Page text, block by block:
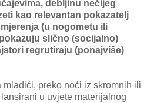
debljinu nečijeg
kao relevantan pokazatelj
(u nogometu ili
slično (socijalno)
regrutiraju (ponajviše)
mladići, preko noći iz skromnih ili
u uvjete materijalnog